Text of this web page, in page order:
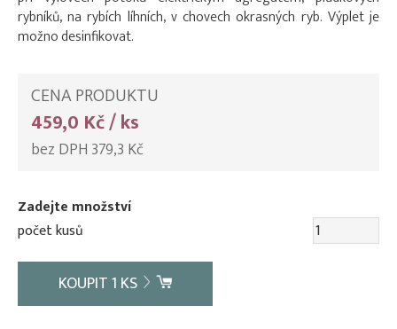
rybníků, na rybích líhních, v chovech okrasných ryb. Výplet je
možno desinfikovat.
CENA PRODUKTU
459,0 Kč / ks
bez DPH 379,3 Kč
Zadejte množství
počet kusů
KOUPIT1 KS